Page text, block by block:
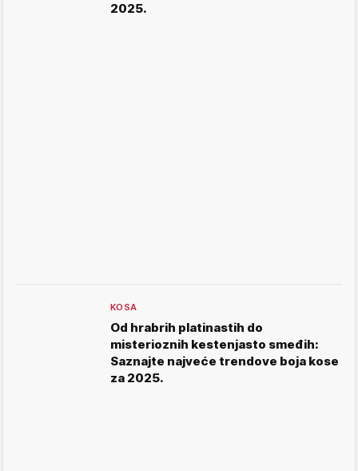
2025.
KOSA
Od hrabrih platinastih do
misterioznih kestenjasto smeđih:
Saznajte najveće trendove boja kose
za 2025.